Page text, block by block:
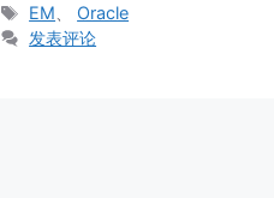
类
标
签
EM
Oracle
发表评论